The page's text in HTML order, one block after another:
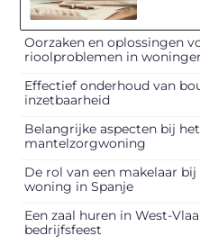
Oorzaken en oplossingen
rioolproblemen in
Effectief onderhoud van
inzetbaarheid
Belangrijke aspecten bij
mantelzorgwoning
De rol van een makelaar
woning in Spanje
Een zaal huren in West-
bedrijfsfeest